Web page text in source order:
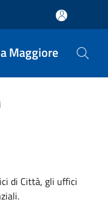
Maggiore
di Città, gli uffici